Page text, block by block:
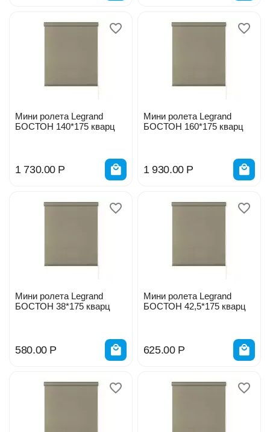
Мини ролета Legrand
БОСТОН 140*175 кварц
1 730.00 Р
Мини ролета Legrand
БОСТОН 160*175 кварц
1 930.00 Р
Мини ролета Legrand
БОСТОН 38*175 кварц
580.00 Р
Мини ролета Legrand
БОСТОН 42,5*175 кварц
625.00 Р